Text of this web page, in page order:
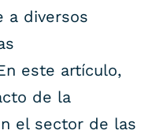
a diversos
este artículo,
de la
el sector de las